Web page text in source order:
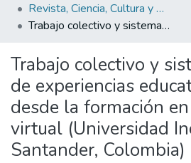
Revista, Ciencia, Cultura y Sociedad Vol. 3 N°.2
Trabajo colectivo y sistematización de experiencias educativas: aportes desde la formación en modalidad virtual (Universidad Industrial de Santander, Colombia)
Trabajo colectivo y
de experiencias
desde la formación
virtual (Universidad
Santander, Colombia)